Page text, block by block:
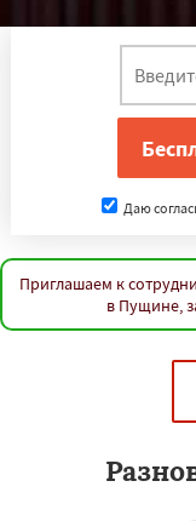
Даю
Приглашаем к
в Пущине,